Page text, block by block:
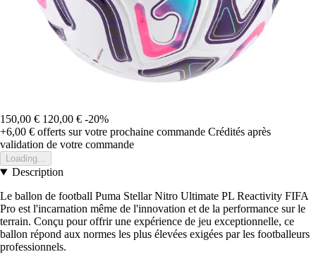
150,00 € 120,00 € -20%
+6,00 € offerts sur votre prochaine commande Crédités après
validation de votre commande
Loading...
Description
Le ballon de football Puma Stellar Nitro Ultimate PL Reactivity FIFA
Pro est l'incarnation même de l'innovation et de la performance sur le
terrain. Conçu pour offrir une expérience de jeu exceptionnelle, ce
ballon répond aux normes les plus élevées exigées par les footballeurs
professionnels.